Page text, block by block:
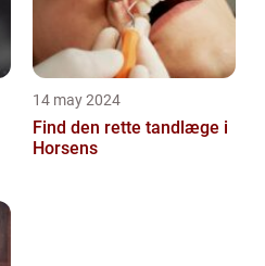
14 may 2024
Find den rette tandlæge i
Horsens